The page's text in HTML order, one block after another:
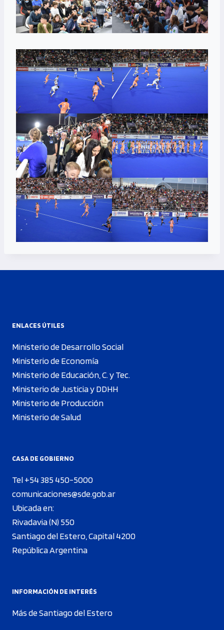
ENLACES ÚTILES
Ministerio de Desarrollo Social
Ministerio de Economía
Ministerio de Educación, C. y Tec.
Ministerio de Justicia y DDHH
Ministerio de Producción
Ministerio de Salud
CASA DE GOBIERNO
Tel +54 385 450-5000
comunicaciones@sde.gob.ar
Ubicada en:
Rivadavia (N) 550
Santiago del Estero, Capital 4200
República Argentina
INFORMACIÓN DE INTERÉS
Más de Santiago del Estero